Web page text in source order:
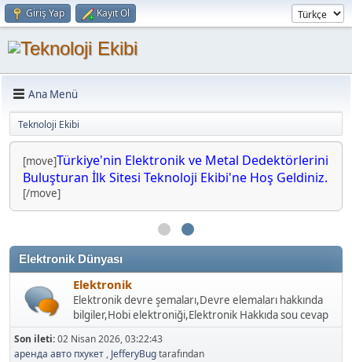
Giriş Yap Kayıt Ol
Ana Menü
Teknoloji Ekibi
[move]Türkiye'nin Elektronik ve Metal Dedektörlerini
Buluşturan İlk Sitesi Teknoloji Ekibi'ne Hoş Geldiniz.
[/move]
Elektronik Dünyası
Elektronik
Elektronik devre şemaları,Devre elemaları hakkında
bilgiler,Hobi elektroniği,Elektronik Hakkıda sou cevap
Son ileti:02 Nisan 2026, 03:22:43
аренда авто пхукет , JefferyBugtarafından